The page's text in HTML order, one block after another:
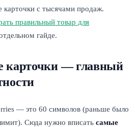
с тысячами продаж.
правильный товар для
гайде.
карточки — главный
— это 60 символов (раньше было
Сюда нужно вписать самые